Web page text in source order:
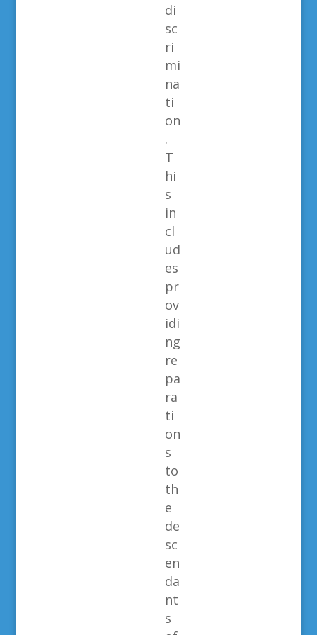
di
sc
ri
mi
na
ti
on
.
T
hi
s
in
cl
ud
es
pr
ov
idi
ng
re
pa
ra
ti
on
s
to
th
e
de
sc
en
da
nt
s